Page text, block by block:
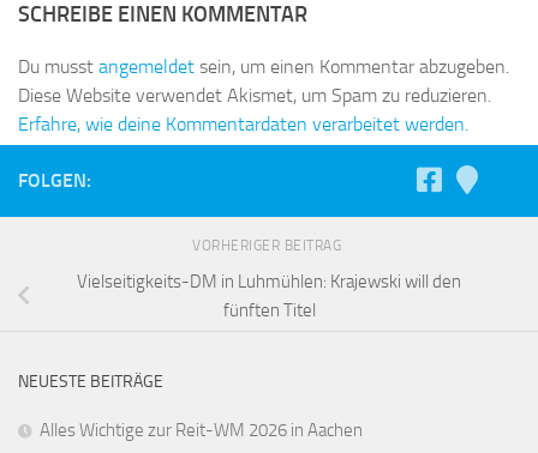
SCHREIBE EINEN KOMMENTAR
Du musst angemeldet sein, um einen Kommentar abzugeben.
Diese Website verwendet Akismet, um Spam zu reduzieren.
Erfahre, wie deine Kommentardaten verarbeitet werden.
FOLGEN:
VORHERIGER BEITRAG
Vielseitigkeits-DM in Luhmühlen: Krajewski will den
fünften Titel
NEUESTE BEITRÄGE
Alles Wichtige zur Reit-WM 2026 in Aachen